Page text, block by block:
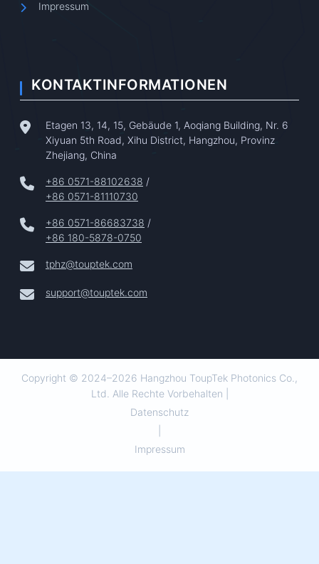
Impressum
KONTAKTINFORMATIONEN
Etagen 13, 14, 15, Gebäude 1, Aoqiang Building, Nr. 6
Xiyuan 5th Road, Xihu District, Hangzhou, Provinz
Zhejiang, China
+86 0571-88102638 /
+86 0571-81110730
+86 0571-86683738 /
+86 180-5878-0750
tphz@touptek.com
support@touptek.com
Copyright © 2024–2026 Hangzhou ToupTek Photonics Co.,
Ltd. Alle Rechte Vorbehalten |
Datenschutz
Impressum